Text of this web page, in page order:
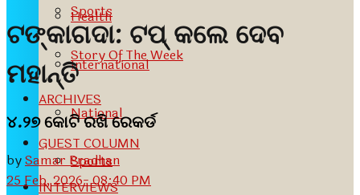
Sports
Story Of The Week
ARCHIVES
GUEST COLUMN
INTERVIEWS
Health
International
National
Sports
ଟଙ୍କାଗଦା: ଟପ୍ କଲେ ଦେବ
ମହାନ୍ତି
୪.୨୭ କୋଟି ରଖି ରେକର୍ଡ
bySamar Pradhan
25 Feb, 2026- 08:40 PM